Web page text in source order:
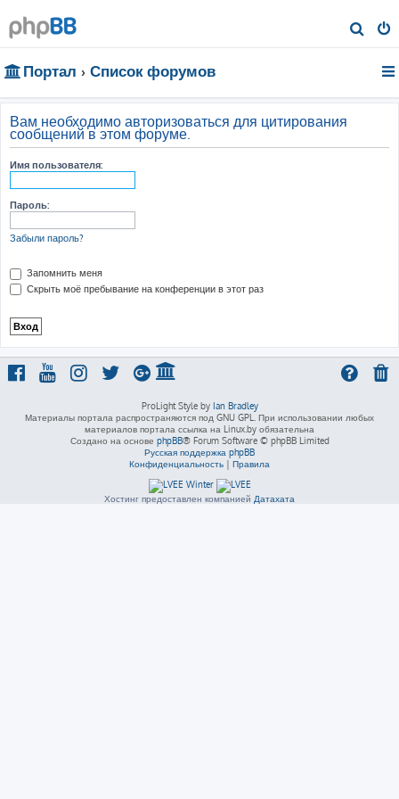
о
Портал Список форумов
Вам необходимо авторизоваться для цитирования
сообщений в этом форуме.
Имя пользователя:
Пароль:
Забыли пароль?
Запомнить меня
Скрыть моё пребывание на конференции в этот раз
ProLight Style by Ian Bradley
Материалы портала распространяются под GNU GPL. При использовании любых
материалов портала ссылка на Linux.by обязательна
Создано на основе phpBB® Forum Software © phpBB Limited
Русская поддержка phpBB
Конфиденциальность | Правила
Хостинг предоставлен компанией Датахата